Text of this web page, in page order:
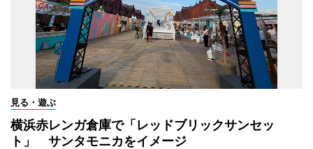
見る・遊ぶ
横浜赤レンガ倉庫で「レッドブリックサンセッ
ト」 サンタモニカをイメージ